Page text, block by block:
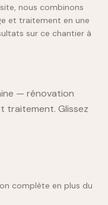
nous combinons
et traitement en une
sur ce chantier à
— rénovation
traitement. Glissez
complète en plus du